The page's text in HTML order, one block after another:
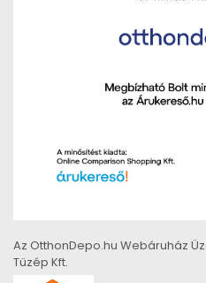
Az OtthonDepo.hu Webáruház
Tüzép Kft.